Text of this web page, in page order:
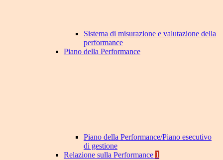
Sistema di misurazione e valutazione della
performance
Piano della Performance
Piano della Performance/Piano esecutivo
di gestione
Relazione sulla Performance 1